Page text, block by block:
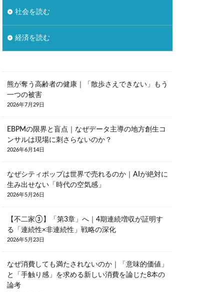
社会を読む
経済を読む
熊が奪う高齢者の健康｜「散歩さえできない」もう
一つの被害
2026年7月29日
EBPMの限界と盲点｜なぜデータ主導の地方創生コ
ンサルは現場に刺さらないのか？
2026年6月14日
なぜシティポップは世界で売れるのか｜AIが絶対に
生み出せない「時代の空気感」
2026年5月26日
【不二家③】「第3章」へ｜4期連続増収が証明す
る「連続性×非連続性」戦略の深化
2026年5月23日
なぜ消費しても満たされないのか｜「意味的価値」
と「手触り感」を求める新しい消費を論じた8本の
論考
自然 自由
野暮 金融教育
ー